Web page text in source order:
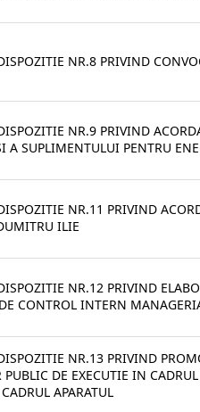
NR.8 PRIVIND
NR.9 PRIVIND
A SUPLIMENTULUI PENTRU
NR.11 PRIVIND
ILIE
NR.12 PRIVIND
CONTROL INTERN
NR.13 PRIVIND
DE EXECUTIE IN
APARATUL